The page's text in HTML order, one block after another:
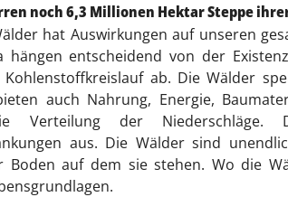
noch 6,3 Millionen Hektar Steppe
hat Auswirkungen auf unseren
hängen entscheidend von der
ab. Die Wälder
auch Nahrung, Energie,
Verteilung der Niederschläge.
aus. Die Wälder sind
Boden auf dem sie stehen. Wo die